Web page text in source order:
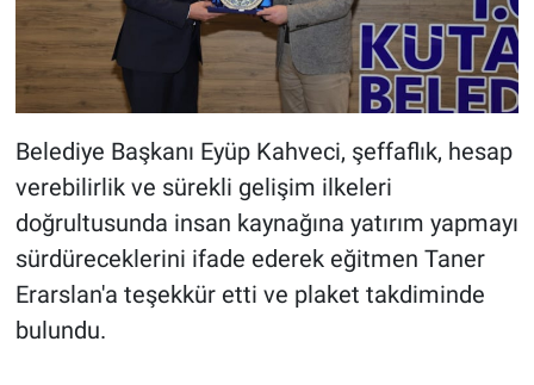
Belediye Başkanı Eyüp Kahveci, şeffaflık, hesap
verebilirlik ve sürekli gelişim ilkeleri
doğrultusunda insan kaynağına yatırım yapmayı
sürdüreceklerini ifade ederek eğitmen Taner
Erarslan'a teşekkür etti ve plaket takdiminde
bulundu.